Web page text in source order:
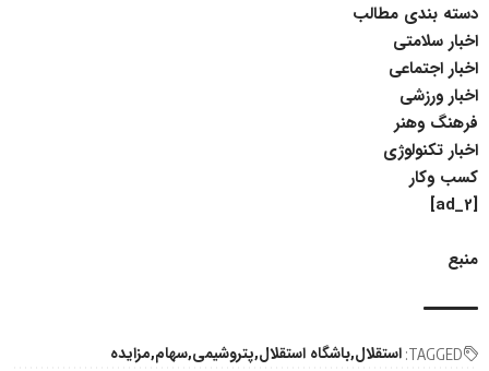
دسته بندی مطالب
اخبار سلامتی
اخبار اجتماعی
اخبار ورزشی
فرهنگ وهنر
اخبار تکنولوژی
کسب وکار
[ad_2]
منبع
TAGGED: استقلال باشگاه استقلال پتروشیمی سهام مزایده